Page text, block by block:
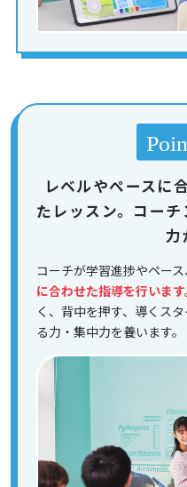
レベルやペースに
たレッスン。コー
力
コーチが学習進捗やペース
に合わせた指導を行います
く、背中を押す、導くス
る力・集中力を養います。